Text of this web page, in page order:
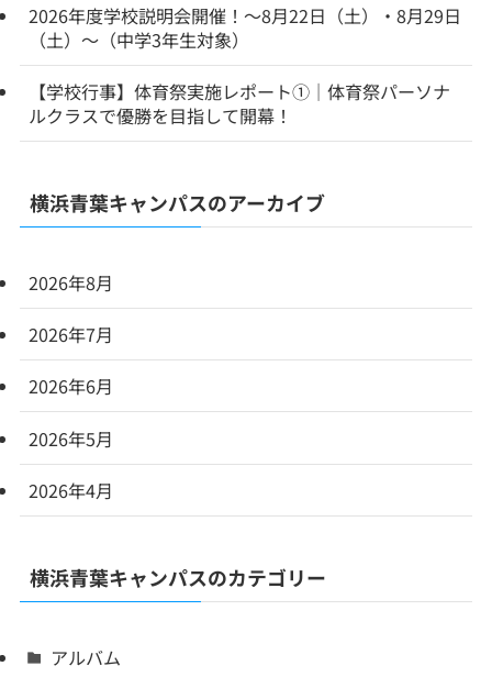
2026年度学校説明会開催！～8月22日（土）・8月29日
（土）～（中学3年生対象）
【学校行事】体育祭実施レポート①｜体育祭パーソナ
ルクラスで優勝を目指して開幕！
横浜青葉キャンパスのアーカイブ
2026年8月
2026年7月
2026年6月
2026年5月
2026年4月
横浜青葉キャンパスのカテゴリー
アルバム